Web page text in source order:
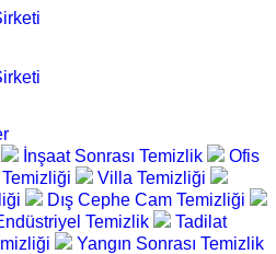
İnşaat Sonrası Temizlik
Ofis
Temizliği
Villa Temizliği
Dış Cephe Cam Temizliği
Temizlik
Tadilat
Yangın Sonrası Temizlik